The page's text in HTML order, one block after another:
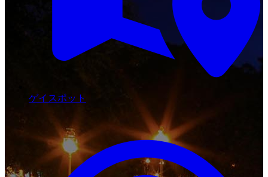
ゲイスポット